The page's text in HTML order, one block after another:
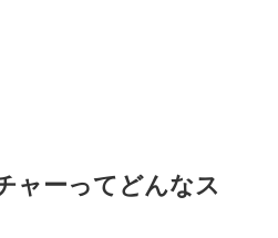
ャーってどんなス